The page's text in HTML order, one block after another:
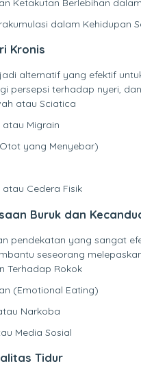
dalam Kehidupan
Kronis
alternatif yang efektif
persepsi terhadap nyeri,
atau Sciatica
atau Migrain
yang Menyebar)
Cedera Fisik
Buruk dan
pendekatan yang sangat
seseorang
Terhadap Rokok
(Emotional Eating)
Narkoba
Media Sosial
Tidur